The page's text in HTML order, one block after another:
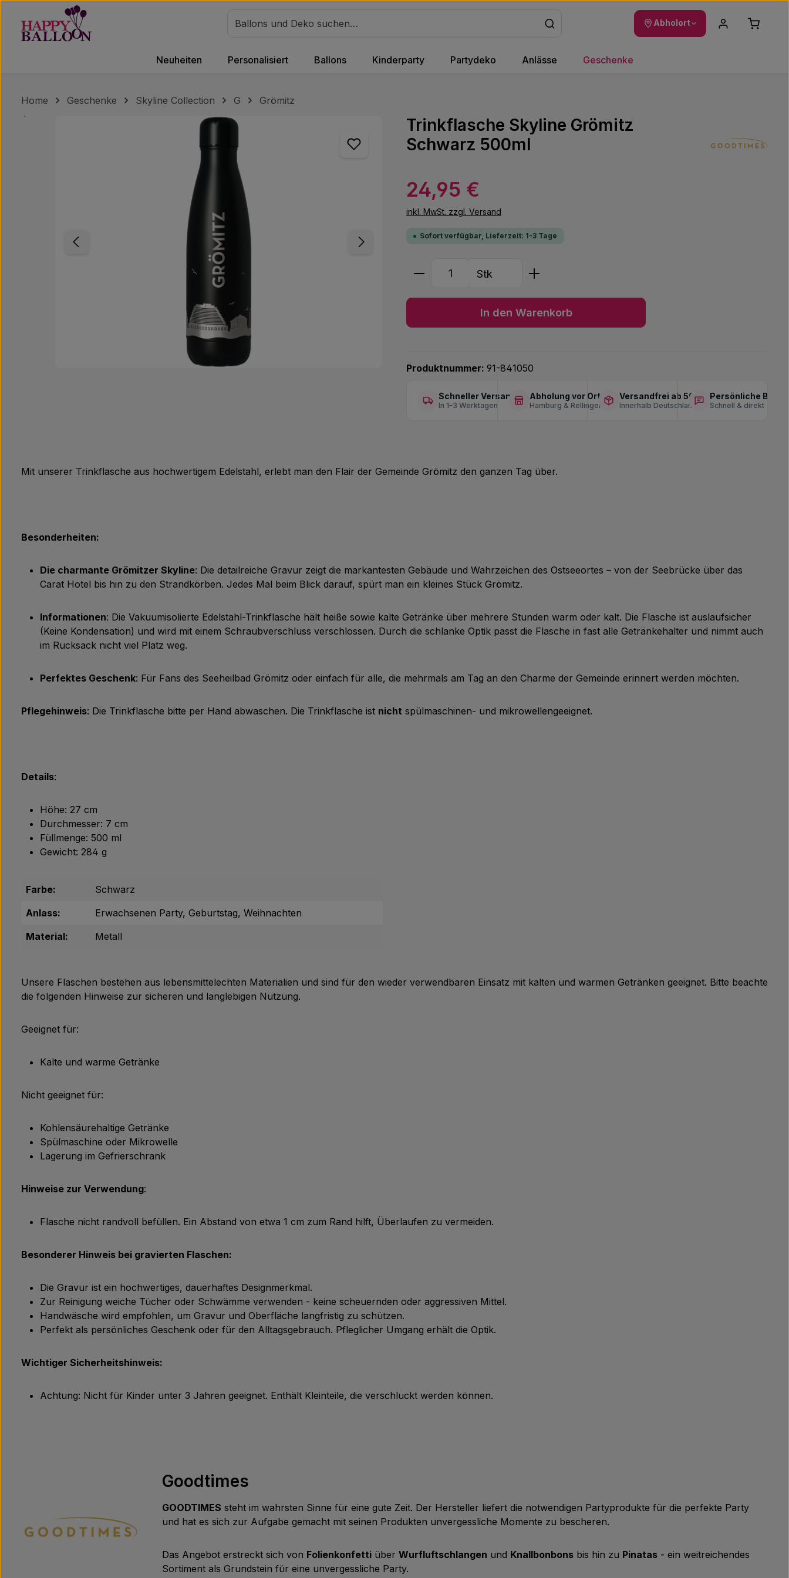
Hauptinhalt springen
Zur Suche springen
Zur Hauptnavigation springen
Abholort
Neuheiten Personalisiert Ballons Kinderparty Partydeko Anlässe Geschenke
Home Geschenke Skyline Collection G
Grömitz
Trinkflasche Skyline Grömitz
Schwarz 500ml
Regulärer Preis:
24,95 €
inkl. MwSt. zzgl. Versand
Sofort verfügbar, Lieferzeit: 1-3 Tage
Produkt Anzahl: Gib den gewünschten Wert ein oder
Stk
In den Warenkorb
Produktnummer: 91-841050
Schneller Versand
In 1–3 Werktagen
Abholung vor Ort
Hamburg & Rellingen
Versandfrei ab 50 €
Innerhalb Deutschlands
Persönliche
Schnell & direkt
Mit unserer Trinkflasche aus hochwertigem Edelstahl, erlebt man den Flair der Gemeinde Grömitz den ganzen Tag über.
Besonderheiten:
Die charmante Grömitzer Skyline: Die detailreiche Gravur zeigt die markantesten Gebäude und Wahrzeichen des Ostseeortes – von der Seebrücke über das
Carat Hotel bis hin zu den Strandkörben. Jedes Mal beim Blick darauf, spürt man ein kleines Stück Grömitz.
Informationen: Die Vakuumisolierte Edelstahl-Trinkflasche hält heiße sowie kalte Getränke über mehrere Stunden warm oder kalt. Die Flasche ist auslaufsicher
(Keine Kondensation) und wird mit einem Schraubverschluss verschlossen. Durch die schlanke Optik passt die Flasche in fast alle Getränkehalter und nimmt auch
im Rucksack nicht viel Platz weg.
Perfektes Geschenk: Für Fans des Seeheilbad Grömitz oder einfach für alle, die mehrmals am Tag an den Charme der Gemeinde erinnert werden möchten.
Pflegehinweis: Die Trinkflasche bitte per Hand abwaschen. Die Trinkflasche ist nicht spülmaschinen- und mikrowellengeeignet.
Details:
Höhe: 27 cm
Durchmesser: 7 cm
Füllmenge: 500 ml
Gewicht: 284 g
Farbe:
Schwarz
Anlass:
Erwachsenen Party, Geburtstag, Weihnachten
Material:
Metall
Unsere Flaschen bestehen aus lebensmittelechten Materialien und sind für den wieder verwendbaren Einsatz mit kalten und warmen Getränken geeignet. Bitte beachte
die folgenden Hinweise zur sicheren und langlebigen Nutzung.
Geeignet für:
Kalte und warme Getränke
Nicht geeignet für:
Kohlensäurehaltige Getränke
Spülmaschine oder Mikrowelle
Lagerung im Gefrierschrank
Hinweise zur Verwendung:
Flasche nicht randvoll befüllen. Ein Abstand von etwa 1 cm zum Rand hilft, Überlaufen zu vermeiden.
Besonderer Hinweis bei gravierten Flaschen:
Die Gravur ist ein hochwertiges, dauerhaftes Designmerkmal.
Zur Reinigung weiche Tücher oder Schwämme verwenden - keine scheuernden oder aggressiven Mittel.
Handwäsche wird empfohlen, um Gravur und Oberfläche langfristig zu schützen.
Perfekt als persönliches Geschenk oder für den Alltagsgebrauch. Pfleglicher Umgang erhält die Optik.
Wichtiger Sicherheitshinweis:
Achtung: Nicht für Kinder unter 3 Jahren geeignet. Enthält Kleinteile, die verschluckt werden können.
Goodtimes
GOODTIMES steht im wahrsten Sinne für eine gute Zeit. Der Hersteller liefert die notwendigen Partyprodukte für die perfekte Party
und hat es sich zur Aufgabe gemacht mit seinen Produkten unvergessliche Momente zu bescheren.
Das Angebot erstreckt sich von Folienkonfetti über Wurfluftschlangen und Knallbonbons bis hin zu Pinatas - ein weitreichendes
Sortiment als Grundstein für eine unvergessliche Party.